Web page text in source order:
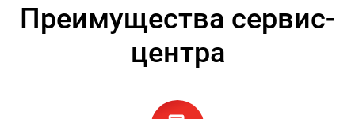
Преимущества сервис-
центра